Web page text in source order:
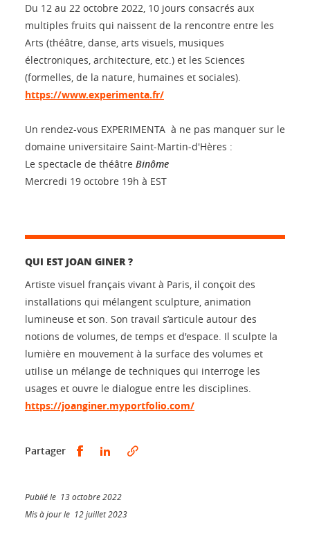
Du 12 au 22 octobre 2022, 10 jours consacrés aux
multiples fruits qui naissent de la rencontre entre les
Arts (théâtre, danse, arts visuels, musiques
électroniques, architecture, etc.) et les Sciences
(formelles, de la nature, humaines et sociales).
https://www.experimenta.fr/
Un rendez-vous EXPERIMENTA à ne pas manquer sur le
domaine universitaire Saint-Martin-d'Hères :
Le spectacle de théâtre Binôme
Mercredi 19 octobre 19h à EST
QUI EST JOAN GINER ?
Artiste visuel français vivant à Paris, il conçoit des
installations qui mélangent sculpture, animation
lumineuse et son. Son travail s’articule autour des
notions de volumes, de temps et d'espace. Il sculpte la
lumière en mouvement à la surface des volumes et
utilise un mélange de techniques qui interroge les
usages et ouvre le dialogue entre les disciplines.
https://joanginer.myportfolio.com/
Partager Partager sur Facebook
Partager sur LinkedIn
Publié le 13 octobre 2022
Mis à jour le 12 juillet 2023